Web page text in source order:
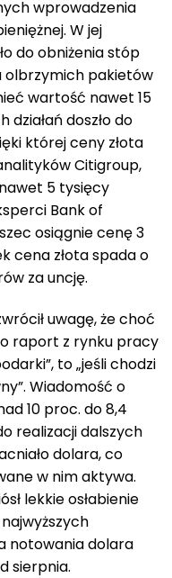
wprowadzenia
W jej
do obniżenia stóp
pakietów
wartość nawet 15
doszło do
której ceny złota
Citigroup,
5 tysięcy
Bank of
osiągnie cenę 3
cena złota spada o
za uncję.
uwagę, że choć
raport z rynku pracy
to „jeśli chodzi
Wiadomość o
10 proc. do 8,4
realizacji dalszych
dolara, co
w nim aktywa.
lekkie osłabienie
najwyższych
notowania dolara
sierpnia.